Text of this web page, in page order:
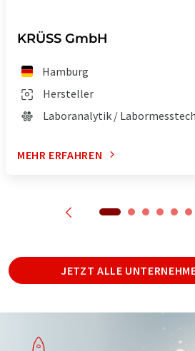
KRÜSS GmbH
Hamburg
Hersteller
Laboranalytik /
MEHR ERFAHREN
JETZT ALLE